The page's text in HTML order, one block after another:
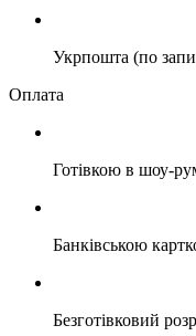
Укрпошта (по
Оплата
Готівкою в шоу-
Банківською
Безготівковий